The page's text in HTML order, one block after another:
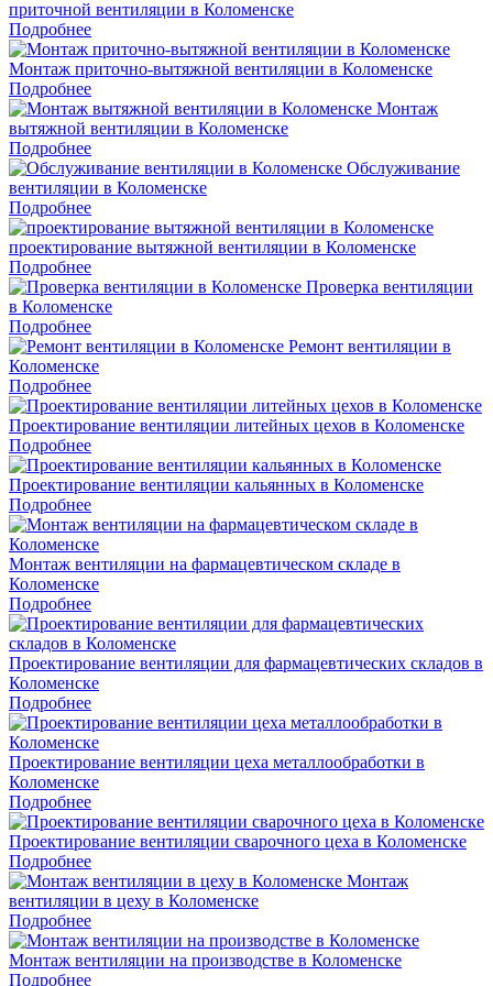
приточной вентиляции в Коломенске
Подробнее
Монтаж приточно-вытяжной вентиляции в Коломенске
Подробнее
Монтаж
вытяжной вентиляции в Коломенске
Подробнее
Обслуживание
вентиляции в Коломенске
Подробнее
проектирование вытяжной вентиляции в Коломенске
Подробнее
Проверка вентиляции
в Коломенске
Подробнее
Ремонт вентиляции в
Коломенске
Подробнее
Проектирование вентиляции литейных цехов в Коломенске
Подробнее
Проектирование вентиляции кальянных в Коломенске
Подробнее
Монтаж вентиляции на фармацевтическом складе в
Коломенске
Подробнее
Проектирование вентиляции для фармацевтических складов в
Коломенске
Подробнее
Проектирование вентиляции цеха металлообработки в
Коломенске
Подробнее
Проектирование вентиляции сварочного цеха в Коломенске
Подробнее
Монтаж
вентиляции в цеху в Коломенске
Подробнее
Монтаж вентиляции на производстве в Коломенске
Подробнее